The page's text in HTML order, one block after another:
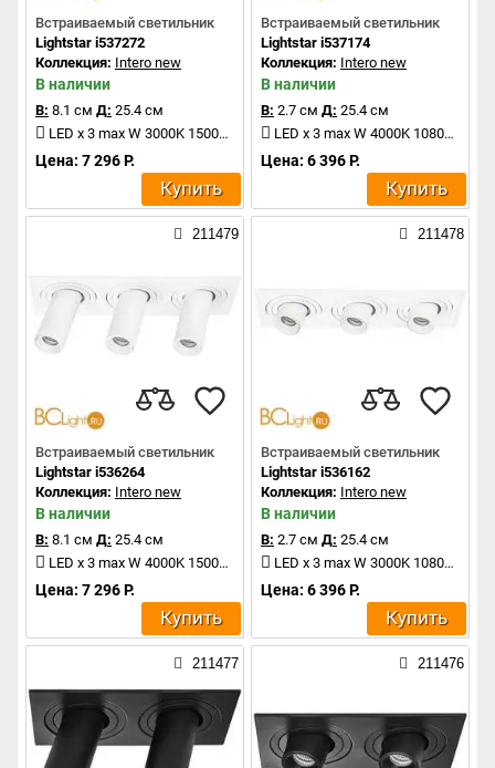
Встраиваемый светильник
Lightstar i537272
Коллекция: Intero new
В наличии
В: 8.1 см Д: 25.4 см
LED x 3 max W 3000K 1500Lm
Цена: 7 296 Р.
Купить
Встраиваемый светильник
Lightstar i537174
Коллекция: Intero new
В наличии
В: 2.7 см Д: 25.4 см
LED x 3 max W 4000K 1080Lm
Цена: 6 396 Р.
Купить
211479
Встраиваемый светильник
Lightstar i536264
Коллекция: Intero new
В наличии
В: 8.1 см Д: 25.4 см
LED x 3 max W 4000K 1500Lm
Цена: 7 296 Р.
Купить
211478
Встраиваемый светильник
Lightstar i536162
Коллекция: Intero new
В наличии
В: 2.7 см Д: 25.4 см
LED x 3 max W 3000K 1080Lm
Цена: 6 396 Р.
Купить
211477 211476